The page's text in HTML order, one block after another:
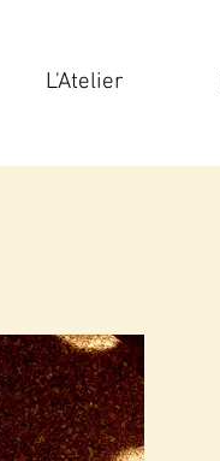
L'Atelier